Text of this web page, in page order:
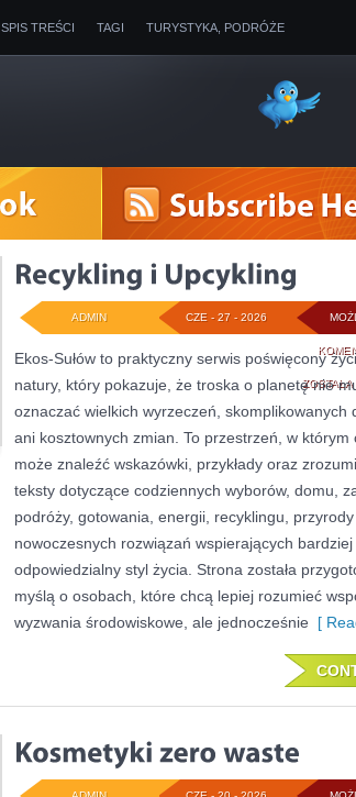
SPIS TREŚCI TAGI TURYSTYKA, PODRÓŻE
ZOSTAŁA
CZE - 27 - 2026
ADMIN
Ekos-Sułów to praktyczny serwis poświęcony
natury, który pokazuje, że troska o planetę nie
oznaczać wielkich wyrzeczeń, skomplikowanych
ani kosztownych zmian. To przestrzeń, w którym
może znaleźć wskazówki, przykłady oraz
teksty dotyczące codziennych wyborów, domu,
podróży, gotowania, energii, recyklingu,
nowoczesnych rozwiązań wspierających bardziej
odpowiedzialny styl życia. Strona została
myślą o osobach, które chcą lepiej rozumieć
wyzwania środowiskowe, ale jednocześnie [